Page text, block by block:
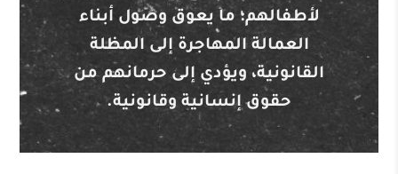
لأطفالهم؛ ما يعوق وصول أبناء
العمالة المهاجرة إلى المظلة
القانونية، ويؤدي إلى حرمانهم من
حقوق إنسانية وقانونية.